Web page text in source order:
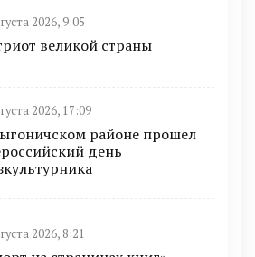
2026, 9:05
великой страны
2026, 17:09
районе прошел
день
2026, 8:21